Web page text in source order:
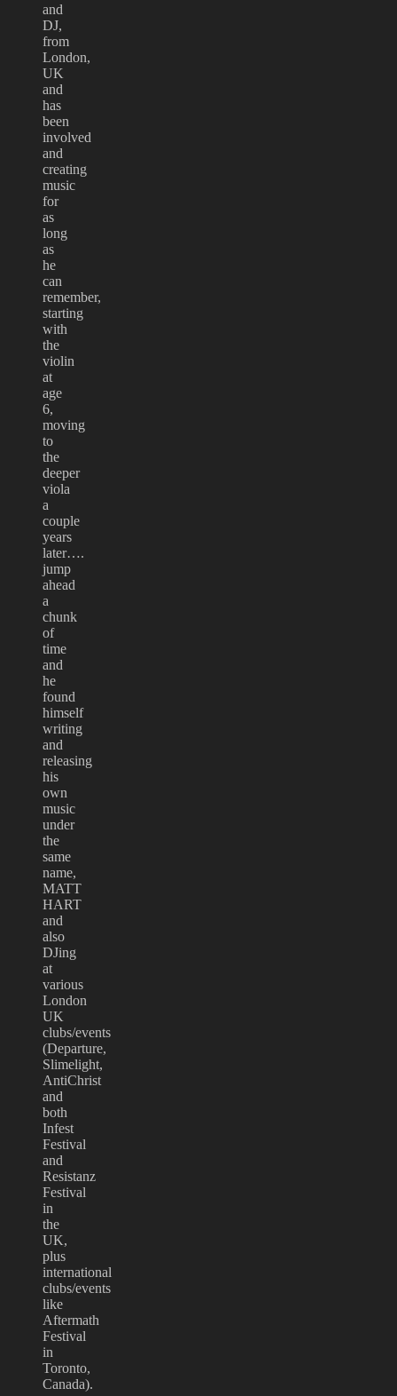
and
DJ,
from
London,
UK
and
has
been
involved
and
creating
music
for
as
long
as
he
can
remember,
starting
with
the
violin
at
age
6,
moving
to
the
deeper
viola
a
couple
years
later….
jump
ahead
a
chunk
of
time
and
he
found
himself
writing
and
releasing
his
own
music
under
the
same
name,
MATT
HART
and
also
DJing
at
various
London
UK
clubs/events
(Departure,
Slimelight,
AntiChrist
and
both
Infest
Festival
and
Resistanz
Festival
in
the
UK,
plus
international
clubs/events
like
Aftermath
Festival
in
Toronto,
Canada).